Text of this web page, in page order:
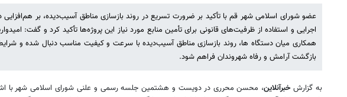
عضو شورای اسلامی شهر قم با تأکید بر ضرورت تسریع در روند بازسازی مناطق آسیب‌دیده، بر هم‌افزایی
اجرایی و استفاده از ظرفیت‌های قانونی برای تأمین منابع مورد نیاز این پروژه‌ها تأکید کرد و گفت:
همکاری میان دستگاه ها، روند بازسازی مناطق آسیب‌دیده با سرعت و کیفیت مناسب دنبال شده و
بازگشت آرامش و رفاه شهروندان فراهم شود.
به گزارشخبرآنلاین، محسن محرری در دویست و هشتمین جلسه رسمی و علنی شورای اسلامی شهر با